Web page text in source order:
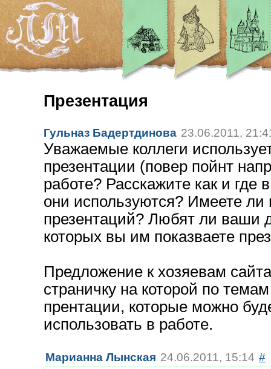
Презентация
Гульназ Бадертдинова 23.06.2011,
Уважаемые коллеги
презентации (повер пойнт
работе? Расскажите как и где
они используются? Имеете
презентаций? Любят ли ваши
которых вы им показваете
Предложение к хозяевам
страничку на которой по
прентации, которые можно
использовать в работе.
Марианна Лынская 24.06.2011, 15:14 #